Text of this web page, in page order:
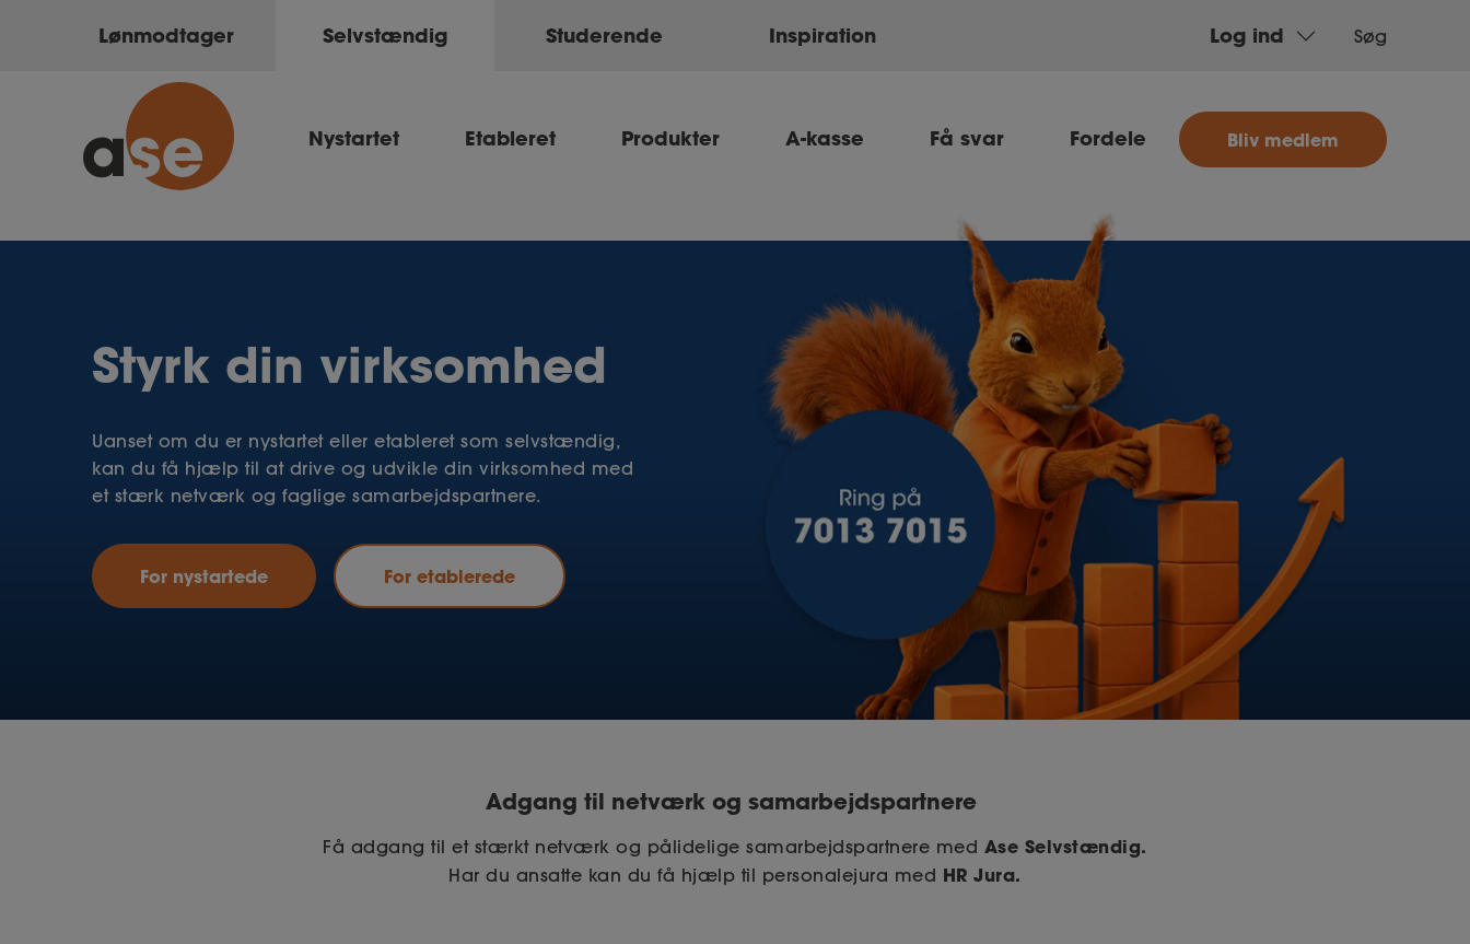
Lønmodtager Selvstændig Studerende Inspiration Log ind
Ase
Søg
Nystartet Etableret Produkter A-kasse Få svar Fordele Bliv medlem
Styrk din virksomhed
Uanset om du er nystartet eller etableret som selvstændig,
kan du få hjælp til at drive og udvikle din virksomhed med
et stærk netværk og faglige samarbejdspartnere.
For nystartede For etablerede
Adgang til netværk og samarbejdspartnere
Få adgang til et stærkt netværk og pålidelige samarbejdspartnere med Ase Selvstændig.
Har du ansatte kan du få hjælp til personalejura med HR Jura.